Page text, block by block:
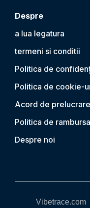
Despre
a lua legatura
termeni si conditii
Politica de
Politica de cookie-
Acord de
Politica de
Despre noi
Vibetrace.com